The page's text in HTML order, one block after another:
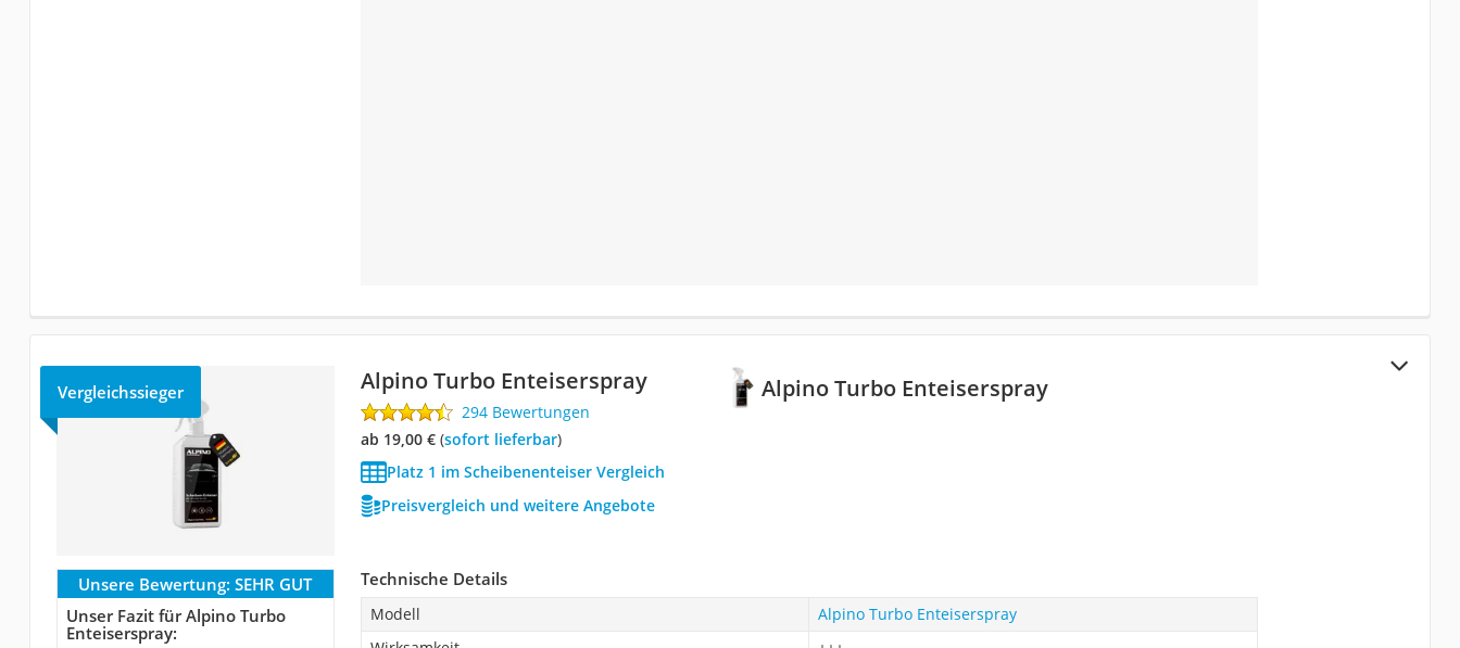
Alpino Turbo Enteiserspray
Vergleichssieger Alpino Turbo Enteiserspray
294 Bewertungen
ab 19,00 €( Sofort lieferbar)
Platz 1 im Scheibenenteiser Vergleich
Preisvergleich und weitere Angebote
Unsere Bewertung: SEHR GUT
Unser Fazit für Alpino Turbo
Enteiserspray:
Technische Details
Modell
Alpino Turbo Enteiserspray